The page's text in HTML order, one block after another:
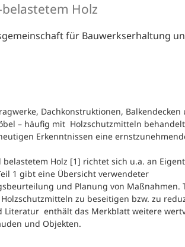
Holz
für Bauwerkserhaltung
Dachkonstruktionen, Balkendecken
– häufig mit Holzschutzmitteln
Erkenntnissen eine
Holz [1] richtet sich u.a. an
1 gibt eine Übersicht verwendeter
und Planung von Maßnahmen.
zu beseitigen bzw. zu
Literatur enthält das Merkblatt weitere
und Objekten.